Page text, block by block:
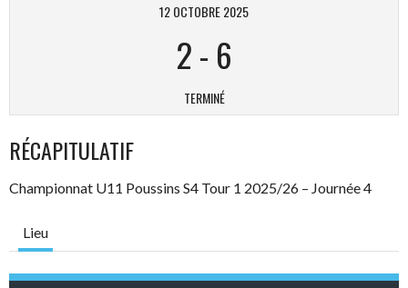
12 OCTOBRE 2025
2- 6
TERMINÉ
RÉCAPITULATIF
Championnat U11 Poussins S4 Tour 1 2025/26 – Journée 4
Lieu